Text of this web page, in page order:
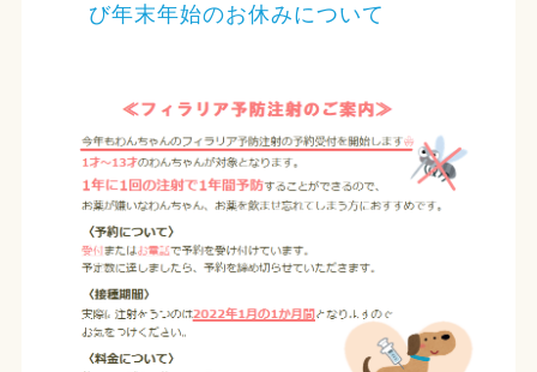
院内紹介
び年末年始のお休みについて